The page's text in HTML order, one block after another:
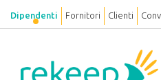
Dipendenti Fornitori Clienti